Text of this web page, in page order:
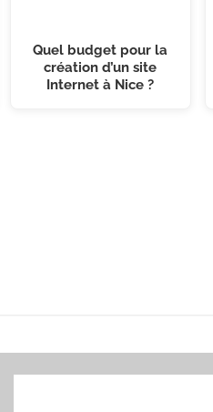
Quel budget pour la
création d’un site
Internet à Nice ?